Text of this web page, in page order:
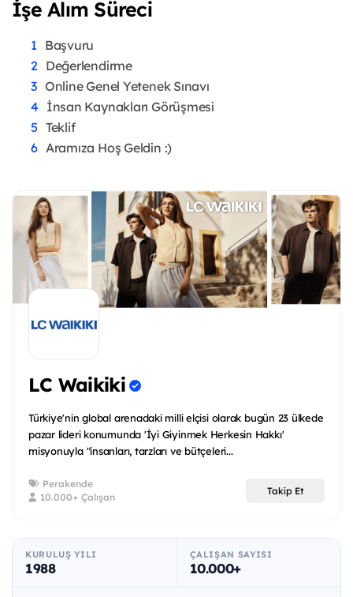
İşe Alım Süreci
Başvuru
Değerlendirme
Online Genel Yetenek Sınavı
İnsan Kaynakları Görüşmesi
Teklif
Aramıza Hoş Geldin :)
LC Waikiki
Türkiye'nin global arenadaki milli elçisi olarak bugün 23 ülkede
pazar lideri konumunda 'İyi Giyinmek Herkesin Hakkı'
misyonuyla "insanları, tarzları ve bütçeleri...
Perakende
10.000+ Çalışan
Takip Et
KURULUŞ YILI
1988
ÇALIŞAN SAYISI
10.000+